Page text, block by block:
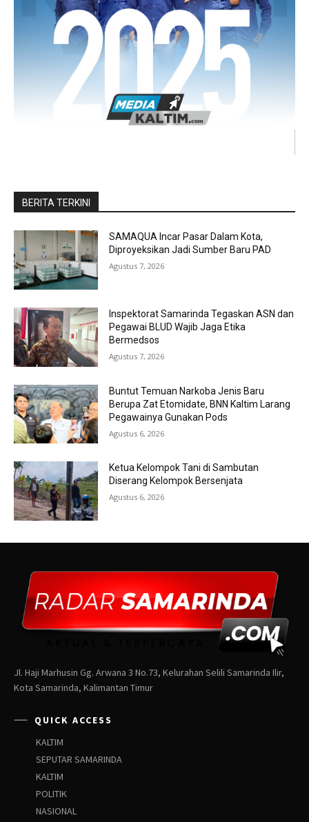
BERITA TERKINI
SAMAQUA Incar Pasar Dalam Kota,
Diproyeksikan Jadi Sumber Baru PAD
Agustus 7, 2026
Inspektorat Samarinda Tegaskan ASN dan
Pegawai BLUD Wajib Jaga Etika
Bermedsos
Agustus 7, 2026
Buntut Temuan Narkoba Jenis Baru
Berupa Zat Etomidate, BNN Kaltim Larang
Pegawainya Gunakan Pods
Agustus 6, 2026
Ketua Kelompok Tani di Sambutan
Diserang Kelompok Bersenjata
Agustus 6, 2026
Jl. Haji Marhusin Gg. Arwana 3 No.73, Kelurahan Selili Samarinda Ilir,
Kota Samarinda, Kalimantan Timur
QUICK ACCESS
KALTIM
SEPUTAR SAMARINDA
KALTIM
POLITIK
NASIONAL